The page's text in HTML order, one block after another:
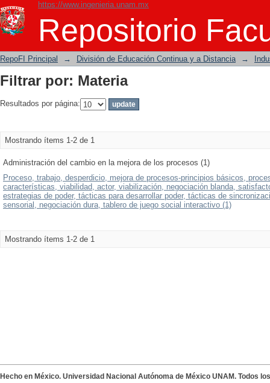
https://www.ingenieria.unam.mx
Repositorio
Filtrar por: Materia
RepoFI Principal → División de Educación Continua y a Distancia →
Filtrar por: Materia
Resultados por página:
Mostrando ítems 1-2 de 1
Administración del cambio en la mejora de los procesos (1)
Proceso, trabajo, desperdicio, mejora de procesos-principios básicos,
características, viabilidad, actor, viabilización, negociación blanda,
estrategias de poder, tácticas para desarrollar poder, tácticas de
sensorial, negociación dura, tablero de juego social interactivo (1)
Mostrando ítems 1-2 de 1
Hecho en México. Universidad Nacional Autónoma de México UNAM. Todos